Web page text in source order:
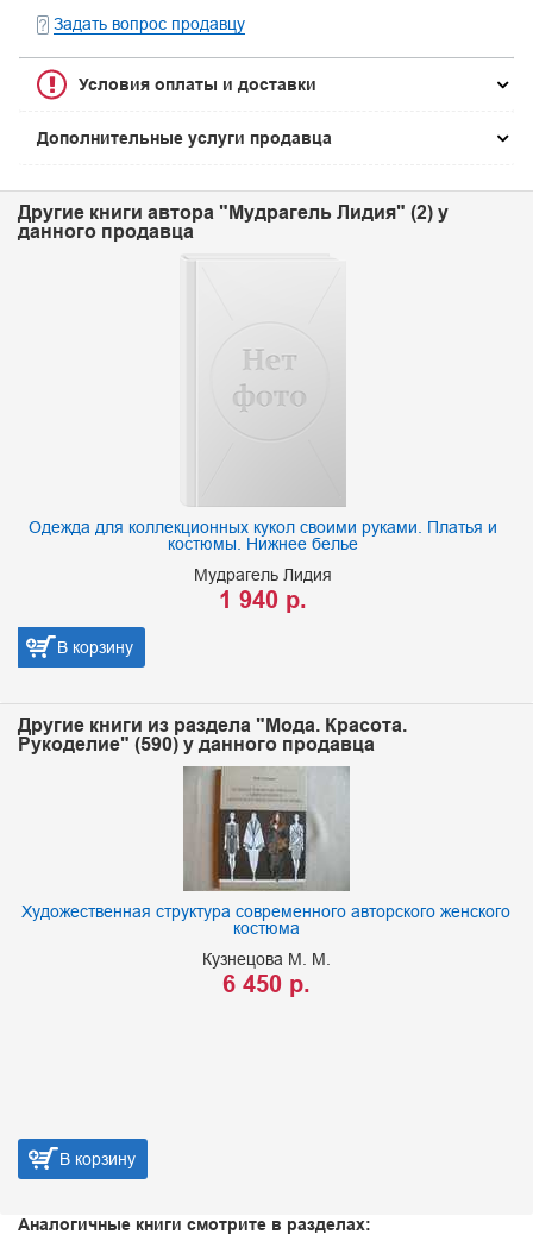
Задать вопрос продавцу
Условия оплаты и доставки
Дополнительные услуги продавца
Другие книги автора "Мудрагель Лидия" (2) у
данного продавца
Одежда для коллекционных кукол своими руками. Платья и
костюмы. Нижнее белье
Мудрагель Лидия
1 940 р.
В корзину
Другие книги из раздела "Мода. Красота.
Рукоделие" (590) у данного продавца
Художественная структура современного авторского женского
костюма
Кузнецова М. М.
6 450 р.
В корзину
Аналогичные книги смотрите в разделах: